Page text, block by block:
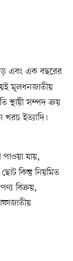
এবং এক বছরের
মূলধনজাতীয়
স্থায়ী সম্পদ ক্রয়
ইত্যাদি।
পাওয়া যায়,
কিন্তু নিয়মিত
বিক্রয়,